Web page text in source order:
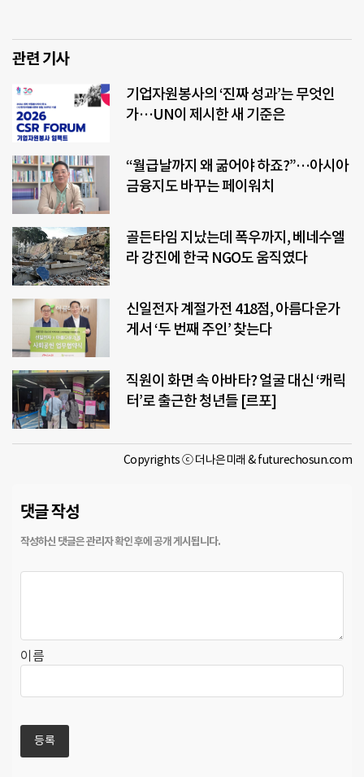
관련 기사
기업자원봉사의 ‘진짜 성과’는 무엇인
가…UN이 제시한 새 기준은
“월급날까지 왜 굶어야 하죠?”…아시아
금융지도 바꾸는 페이워치
골든타임 지났는데 폭우까지, 베네수엘
라 강진에 한국 NGO도 움직였다
신일전자 계절가전 418점, 아름다운가
게서 ‘두 번째 주인’ 찾는다
직원이 화면 속 아바타? 얼굴 대신 ‘캐릭
터’로 출근한 청년들 [르포]
Copyrights ⓒ 더나은미래 & futurechosun.com
댓글 작성
이름